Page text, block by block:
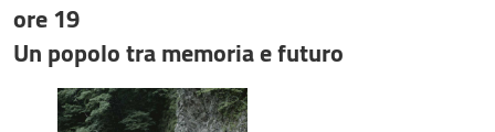
ore 19
Un popolo tra memoria e futuro